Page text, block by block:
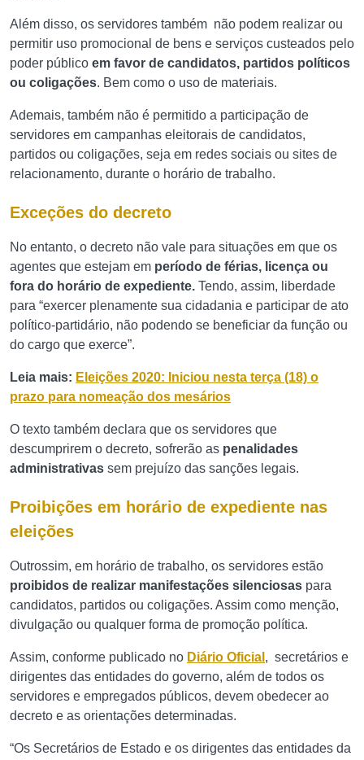
Além disso, os servidores também não podem realizar ou
permitir uso promocional de bens e serviços custeados pelo
poder público em favor de candidatos, partidos políticos
ou coligações. Bem como o uso de materiais.
Ademais, também não é permitido a participação de
servidores em campanhas eleitorais de candidatos,
partidos ou coligações, seja em redes sociais ou sites de
relacionamento, durante o horário de trabalho.
Exceções do decreto
No entanto, o decreto não vale para situações em que os
agentes que estejam em período de férias, licença ou
fora do horário de expediente. Tendo, assim, liberdade
para “exercer plenamente sua cidadania e participar de ato
político-partidário, não podendo se beneficiar da função ou
do cargo que exerce”.
Leia mais: Eleições 2020: Iniciou nesta terça (18) o
prazo para nomeação dos mesários
O texto também declara que os servidores que
descumprirem o decreto, sofrerão as penalidades
administrativas sem prejuízo das sanções legais.
Proibições em horário de expediente nas
eleições
Outrossim, em horário de trabalho, os servidores estão
proibidos de realizar manifestações silenciosas para
candidatos, partidos ou coligações. Assim como menção,
divulgação ou qualquer forma de promoção política.
Assim, conforme publicado no Diário Oficial , secretários e
dirigentes das entidades do governo, além de todos os
servidores e empregados públicos, devem obedecer ao
decreto e as orientações determinadas.
“Os Secretários de Estado e os dirigentes das entidades da